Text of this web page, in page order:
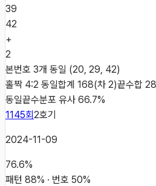
39
42
+
2
본번호 3개 동일 (20, 29, 42)
홀짝 4:2 동일합계 168(차 2)끝수합
동일끝수분포 유사 66.7%
1145회2호기
2024-11-09
76.6%
패턴 88% · 번호 50%